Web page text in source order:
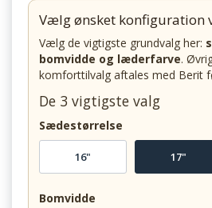
Vælg ønsket konfiguration
Vælg de vigtigste grundvalg her:
bomvidde og læderfarve.
komforttilvalg aftales med Berit
De 3 vigtigste valg
Sædestørrelse
16" 17"
Bomvidde